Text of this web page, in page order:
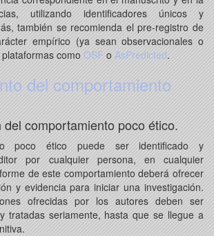
utilizando identificadores únicos y
también se recomienda el pre-registro de
empírico (ya sean observacionales o
comoOSFoAsPredicted.
del comportamiento
comportamiento poco ético.
poco ético puede ser identificado y
por cualquier persona, en cualquier
de este comportamiento deberá ofrecer
y evidencia para iniciar una investigación.
ofrecidas por los autores deben ser
tratadas seriamente, hasta que se llegue a